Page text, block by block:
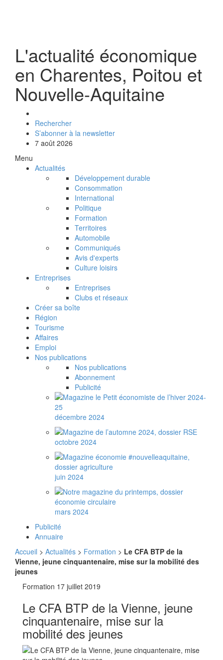
L'actualité économique
en Charentes, Poitou et
Nouvelle-Aquitaine
Rechercher
S’abonner à la newsletter
7 août 2026
Menu
Actualités
Développement durable
Consommation
International
Politique
Formation
Territoires
Automobile
Communiqués
Avis d'experts
Culture loisirs
Entreprises
Entreprises
Clubs et réseaux
Créer sa boîte
Région
Tourisme
Affaires
Emploi
Nos publications
Nos publications
Abonnement
Publicité
décembre 2024
octobre 2024
juin 2024
mars 2024
Publicité
Annuaire
Accueil > Actualités > Formation > Le CFA BTP de la
Vienne, jeune cinquantenaire, mise sur la mobilité des
jeunes
Formation 17 juillet 2019
Le CFA BTP de la Vienne, jeune
cinquantenaire, mise sur la
mobilité des jeunes